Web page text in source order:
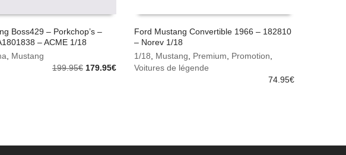
Boss429 – Porkchop’s –
– ACME 1/18
Mustang
199.95€ Le
179.95€Le
Ford Mustang Convertible 1966 – 182810
– Norev 1/18
1/18
Mustang Premium Promotion
Voitures de légende
74.95€